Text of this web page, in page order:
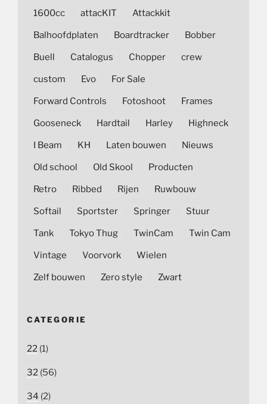
1600cc attacKIT Attackkit
Balhoofdplaten Boardtracker Bobber
Buell Catalogus Chopper crew
custom Evo For Sale
Forward Controls Fotoshoot Frames
Gooseneck Hardtail Harley Highneck
I Beam KH Laten bouwen Nieuws
Old school Old Skool Producten
Retro Ribbed Rijen Ruwbouw
Softail Sportster Springer Stuur
Tank Tokyo Thug TwinCam Twin Cam
Vintage Voorvork Wielen
Zelf bouwen Zero style Zwart
CATEGORIE
22 (1)
32 (56)
34 (2)